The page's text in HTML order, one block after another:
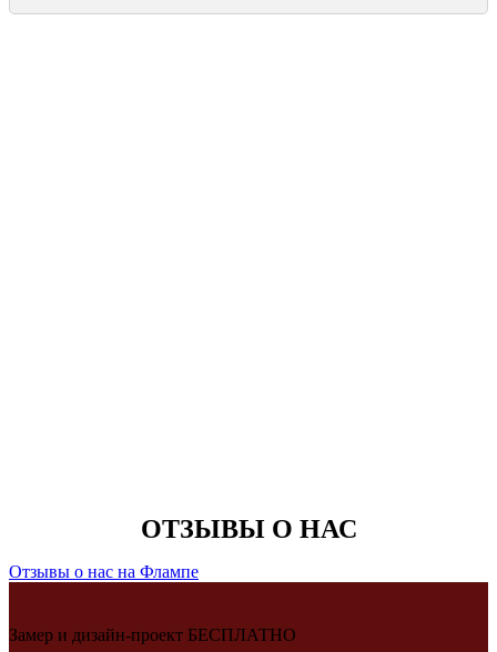
ОТЗЫВЫ О НАС
Отзывы о нас на Флампе
Замер и дизайн-проект БЕСПЛАТНО